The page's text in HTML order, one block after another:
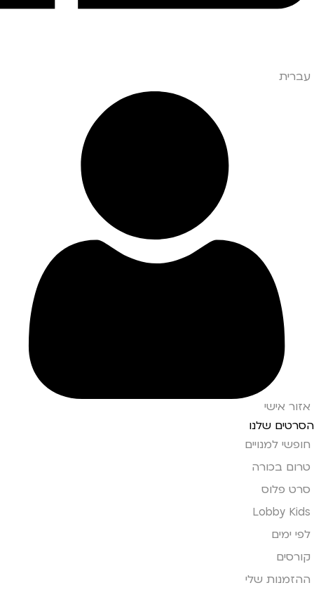
עברית
אזור אישי
הסרטים שלנו
חופשי למנויים
טרום בכורה
סרט פלוס
Lobby Kids
לפי ימים
קורסים
ההזמנות שלי